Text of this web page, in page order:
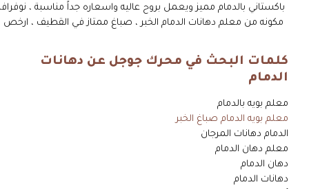
كلمات البحث في محرك جوجل عن دهانات
الدمام
معلم بويه بالدمام
معلم بويه الدمام صباغ الخبر
الدمام دهانات المرجان
معلم دهان الدمام
دهان الدمام
دهانات الدمام